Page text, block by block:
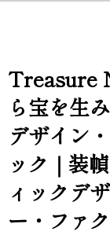
Treasure
ら宝を生
デザイン
ック｜装
ィックデ
ー・ファ